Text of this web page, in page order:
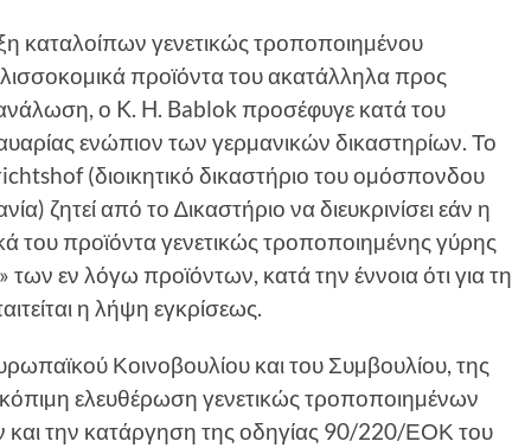
καταλοίπων γενετικώς τροποποιηµένου
προϊόντα του ακατάλληλα προς
ο K. H. Bablok προσέφυγε κατά του
ενώπιον των γερµανικών δικαστηρίων. Το
(διοικητικό δικαστήριο του οµόσπονδου
ζητεί από το ∆ικαστήριο να διευκρινίσει εάν η
του προϊόντα γενετικώς τροποποιηµένης γύρης
εν λόγω προϊόντων, κατά την έννοια ότι για τη
η λήψη εγκρίσεως.
Κοινοβουλίου και του Συµβουλίου, της
ελευθέρωση γενετικώς τροποποιηµένων
και την κατάργηση της οδηγίας 90/220/ΕΟΚ του